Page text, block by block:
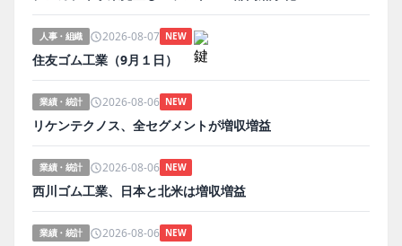
人事・組織 2026-08-07 NEW
住友ゴム工業（9月１日）
業績・統計 2026-08-06 NEW
リケンテクノス、全セグメントが増収増益
業績・統計 2026-08-06 NEW
西川ゴム工業、日本と北米は増収増益
業績・統計 2026-08-06 NEW